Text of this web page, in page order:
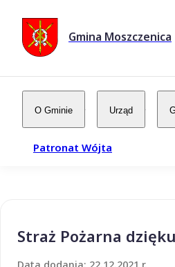
Gmina Moszczenica
O Gminie Urząd
Patronat Wójta
Straż Pożarna
Data dodania: 22.12.2021 r.